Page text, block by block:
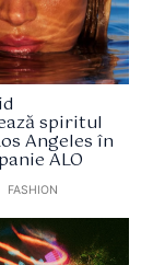
spiritul
Angeles în
ALO
FASHION